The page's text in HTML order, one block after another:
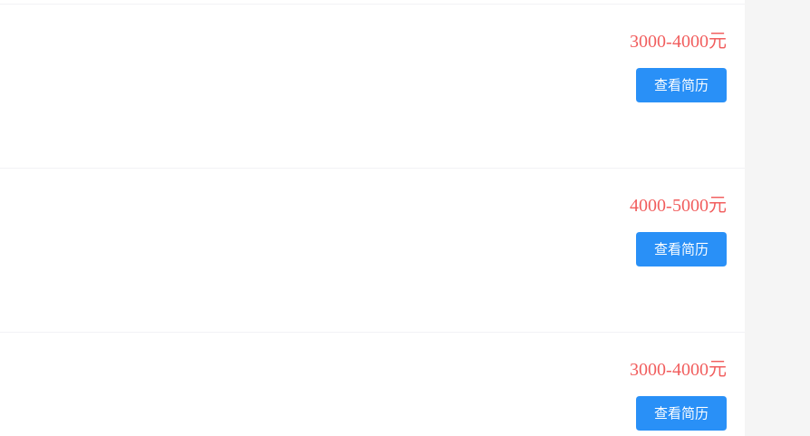
3000-4000元
查看简历
4000-5000元
查看简历
3000-4000元
查看简历